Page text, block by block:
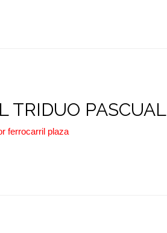
TRIDUO PASCUAL
ferrocarril plaza